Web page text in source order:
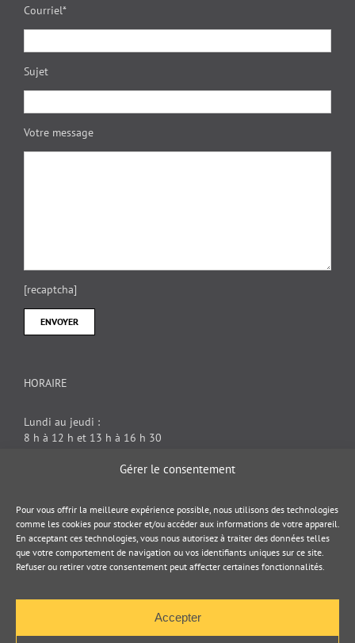
Gérer le consentement
Pour vous offrir la meilleure expérience possible, nous utilisons des technologies
comme les cookies pour stocker et/ou accéder aux informations de votre appareil.
En acceptant ces technologies, vous nous autorisez à traiter des données telles
que votre comportement de navigation ou vos identifiants uniques sur ce site.
Refuser ou retirer votre consentement peut affecter certaines fonctionnalités.
Accepter
Courriel*
Sujet
Votre message
[recaptcha]
HORAIRE
Lundi au jeudi :
8 h à 12 h et 13 h à 16 h 30
DOCUMENT JURIDIQUE
Politique de cookies